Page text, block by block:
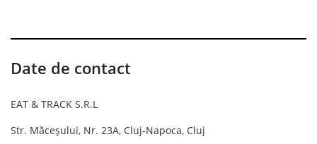
Date de contact
EAT & TRACK S.R.L
Str. Măceșului, Nr. 23A, Cluj-Napoca, Cluj